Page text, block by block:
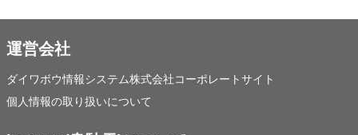
運営会社
ダイワボウ情報システム株式会社コーポレートサイト
個人情報の取り扱いについて